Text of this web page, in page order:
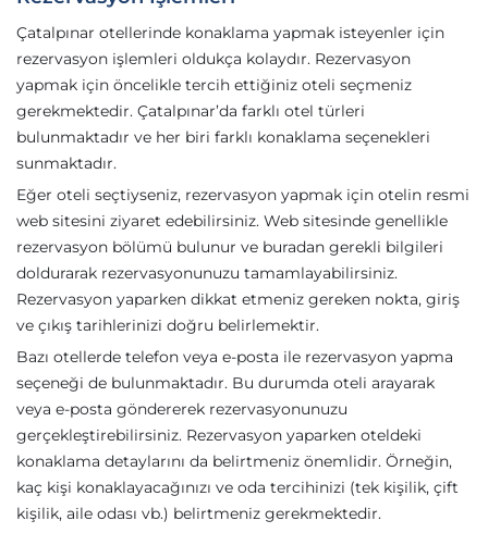
Çatalpınar otellerinde konaklama yapmak isteyenler için
rezervasyon işlemleri oldukça kolaydır. Rezervasyon
yapmak için öncelikle tercih ettiğiniz oteli seçmeniz
gerekmektedir. Çatalpınar’da farklı otel türleri
bulunmaktadır ve her biri farklı konaklama seçenekleri
sunmaktadır.
Eğer oteli seçtiyseniz, rezervasyon yapmak için otelin resmi
web sitesini ziyaret edebilirsiniz. Web sitesinde genellikle
rezervasyon bölümü bulunur ve buradan gerekli bilgileri
doldurarak rezervasyonunuzu tamamlayabilirsiniz.
Rezervasyon yaparken dikkat etmeniz gereken nokta, giriş
ve çıkış tarihlerinizi doğru belirlemektir.
Bazı otellerde telefon veya e-posta ile rezervasyon yapma
seçeneği de bulunmaktadır. Bu durumda oteli arayarak
veya e-posta göndererek rezervasyonunuzu
gerçekleştirebilirsiniz. Rezervasyon yaparken oteldeki
konaklama detaylarını da belirtmeniz önemlidir. Örneğin,
kaç kişi konaklayacağınızı ve oda tercihinizi (tek kişilik, çift
kişilik, aile odası vb.) belirtmeniz gerekmektedir.